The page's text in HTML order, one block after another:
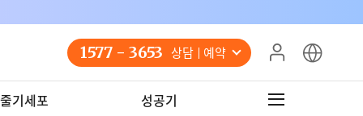
1577 - 3653 상담 예약
기세포 성공기